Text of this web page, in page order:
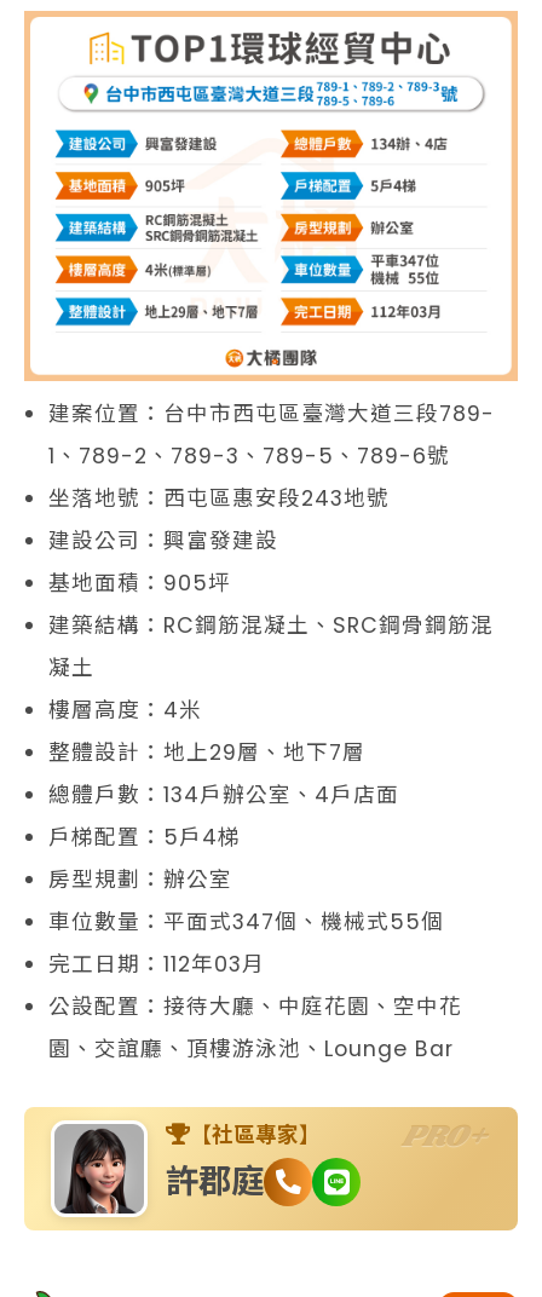
建案位置：台中市西屯區臺灣大道三段789-
1、789-2、789-3、789-5、789-6號
坐落地號：西屯區惠安段243地號
建設公司：興富發建設
基地面積：905坪
建築結構：RC鋼筋混凝土、SRC鋼骨鋼筋混
凝土
樓層高度：4米
整體設計：地上29層、地下7層
總體戶數：134戶辦公室、4戶店面
戶梯配置：5戶4梯
房型規劃：辦公室
車位數量：平面式347個、機械式55個
完工日期：112年03月
公設配置：接待大廳、中庭花園、空中花
園、交誼廳、頂樓游泳池、Lounge Bar
【社區專家】
許郡庭
PRO+